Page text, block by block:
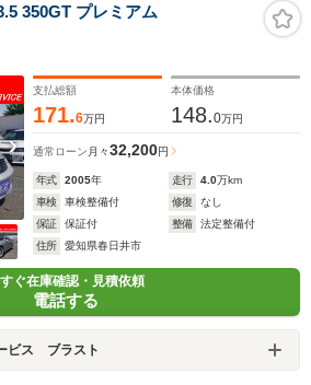
350GT プレミアム
支払総額
171.6万円
本体価格
148.0万円
通常ローン 月々32,200円
年式 2005年 走行 4.0万km
車検
車検整備付 修復
なし
保証
保証付 整備
法定整備付
住所
愛知県春日井市
ぐ在庫確認・見積依頼
電話する
ビス ブラスト